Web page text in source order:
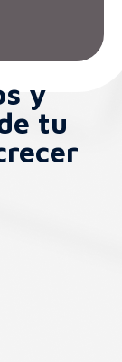
y
tu